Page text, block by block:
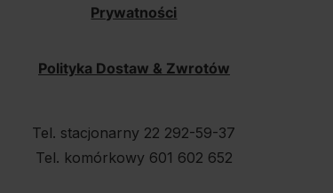
Prywatności
Polityka Dostaw & Zwrotów
Tel. stacjonarny 22 292-59-37
Tel. komórkowy 601 602 652